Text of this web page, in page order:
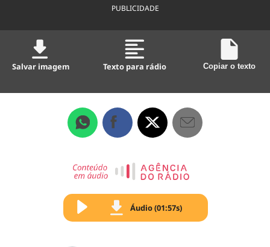
PUBLICIDADE
Salvar imagem Texto para rádio Copiar o texto
Áudio (01:57s)